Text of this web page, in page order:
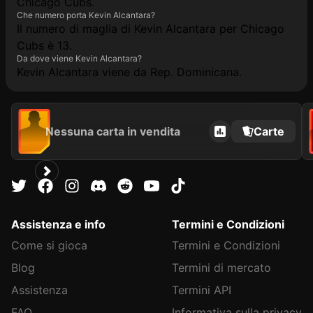
Che numero porta Kevin Alcantara?
Il numero di maglia di Kevin Alcantara per Chicago
Cubs è 13.
Da dove viene Kevin Alcantara?
Kevin Alcantara viene da Rep. Dominicana.
Nessuna carta in vendita Carte
Assistenza e info
Come si gioca
Blog
Assistenza
Termini e Condizioni
Termini e Condizioni
Termini di mercato
Termini API